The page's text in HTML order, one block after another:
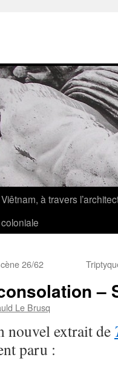
Viêtnam, à travers
coloniale
26/62
–
Le Brusq
nouvel extrait de
paru :